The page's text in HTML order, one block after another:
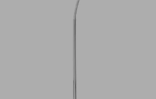
Vores mest